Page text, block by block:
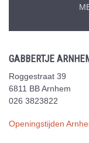
GABBERTJE
Roggestraat 39
6811 BB Arnhem
026 3823822
Openingstijden